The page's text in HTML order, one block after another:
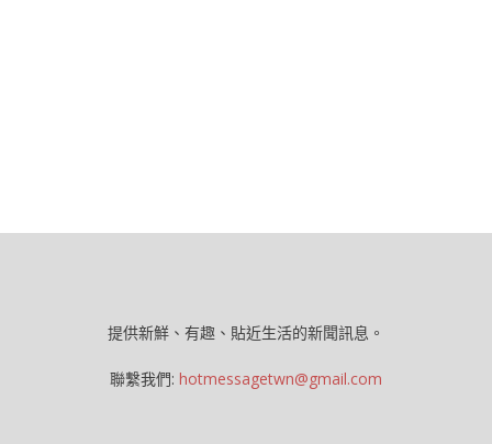
提供新鮮、有趣、貼近生活的新聞訊息。
聯繫我們: hotmessagetwn@gmail.com